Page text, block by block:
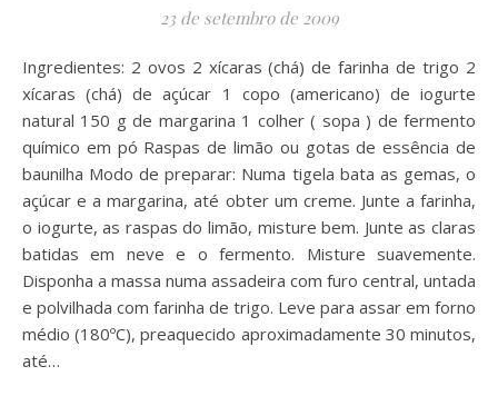
23 de setembro de 2009
Ingredientes: 2 ovos 2 xícaras (chá) de farinha de trigo 2
xícaras (chá) de açúcar 1 copo (americano) de iogurte
natural 150 g de margarina 1 colher ( sopa ) de fermento
químico em pó Raspas de limão ou gotas de essência de
baunilha Modo de preparar: Numa tigela bata as gemas, o
açúcar e a margarina, até obter um creme. Junte a farinha,
o iogurte, as raspas do limão, misture bem. Junte as claras
batidas em neve e o fermento. Misture suavemente.
Disponha a massa numa assadeira com furo central, untada
e polvilhada com farinha de trigo. Leve para assar em forno
médio (180ºC), preaquecido aproximadamente 30 minutos,
até…